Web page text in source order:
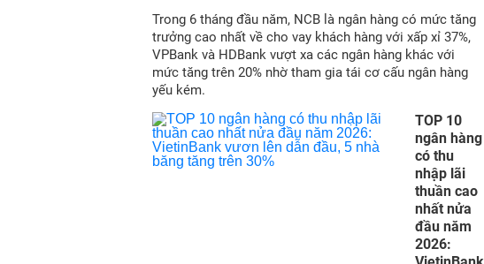
Trong 6 tháng đầu năm, NCB là ngân hàng có mức tăng
trưởng cao nhất về cho vay khách hàng với xấp xỉ 37%,
VPBank và HDBank vượt xa các ngân hàng khác với
mức tăng trên 20% nhờ tham gia tái cơ cấu ngân hàng
yếu kém.
TOP 10
ngân hàng
có thu
nhập lãi
thuần cao
nhất nửa
đầu năm
2026: